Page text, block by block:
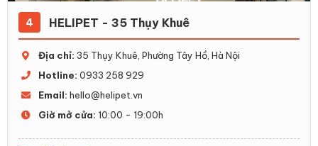
4 HELIPET - 35 Thụy Khuê
Địa chỉ: 35 Thụy Khuê, Phường Tây Hồ, Hà Nội
Hotline: 0933 258 929
Email: hello@helipet.vn
Giờ mở cửa: 10:00 - 19:00h